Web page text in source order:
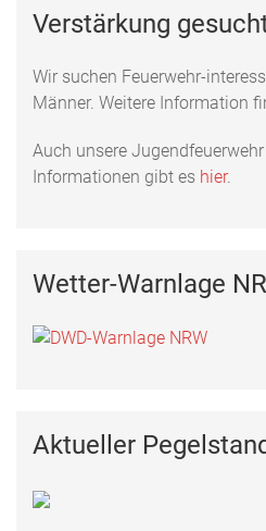
Verstärkung
Wir suchen Feuerwehr-
Männer. Weitere Information
Auch unsere
Informationen gibt es hier.
Wetter-Warnlage
Aktueller